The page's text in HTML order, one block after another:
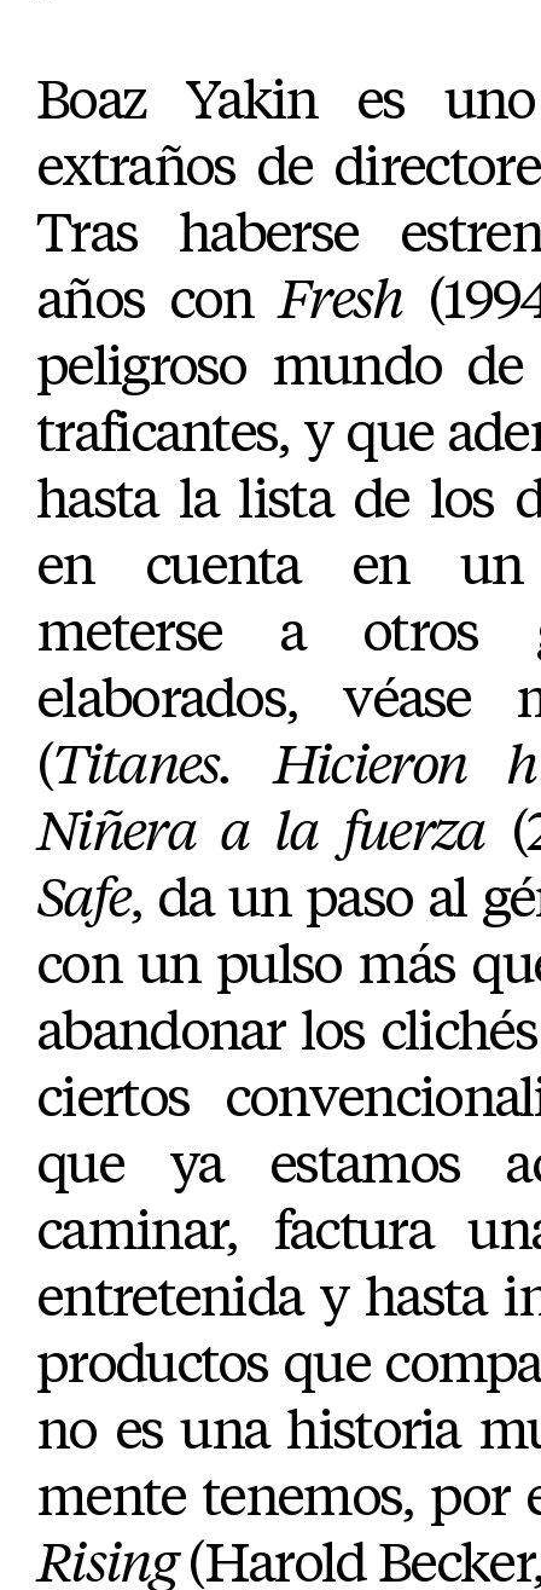
Boaz Yakin es
extraños de
Tras haberse
años conFresh
peligroso mundo de
traficantes, y que
hasta la lista de los
en cuenta en un
meterse a otros
elaborados, véase
(Titanes. Hicieron
Niñera a la fuerza
Safe, da un paso al
con un pulso más
abandonar los
ciertos
que ya estamos
caminar, factura
entretenida y hasta
productos que
no es una historia
mente tenemos, por
Rising(Harold